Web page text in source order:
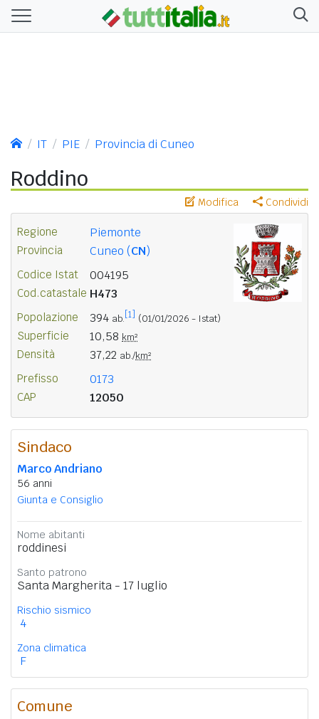
IT PIE Provincia di Cuneo
Roddino
Modifica Condividi
Regione Piemonte
Provincia Cuneo (CN)
Codice Istat 004195
Cod.catastale H473
Popolazione 394 ab. [1] (01/01/2026 - Istat)
Superficie 10,58 km²
Densità 37,22 ab./km²
Prefisso 0173
CAP 12050
Sindaco
Marco Andriano
56 anni
Giunta e Consiglio
Nome abitanti
roddinesi
Santo patrono
Santa Margherita - 17 luglio
Rischio sismico
4
Zona climatica
F
Comune